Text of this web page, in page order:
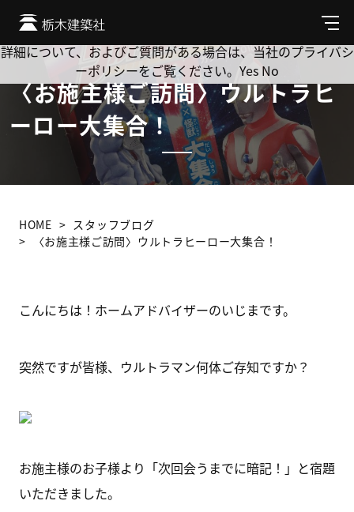
メ
ニ
ュ
〈お施主様ご訪問〉ウルトラヒ
ーロー大集合！
HOME
スタッフブログ
〈お施主様ご訪問〉ウルトラヒーロー大集合！
こんにちは！ホームアドバイザーのいじまです。
突然ですが皆様、ウルトラマン何体ご存知ですか？
お施主様のお子様より「次回会うまでに暗記！」と宿題
いただきました。
Cookie を使用して、お客様の活動を追跡してもよろしいです
か? 当社ではお客様のプライバシーを極めて重視しています。
詳細について、およびご質問がある場合は、当社のプライバシ
ーポリシーをご覧ください。 Yes No